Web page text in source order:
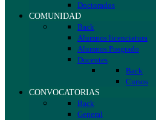
Doctorados
COMUNIDAD
Back
Alumnos licenciatura
Alumnos Posgrado
Docentes
Back
Cursos
CONVOCATORIAS
Back
General